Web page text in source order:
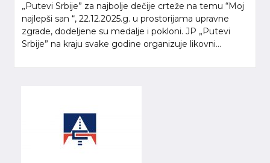
„Putevi Srbije” za najbolje dečije crteže na temu “Moj
najlepši san “, 22.12.2025.g. u prostorijama upravne
zgrade, dodeljene su medalje i pokloni. JP „Putevi
Srbije” na kraju svake godine organizuje likovni...